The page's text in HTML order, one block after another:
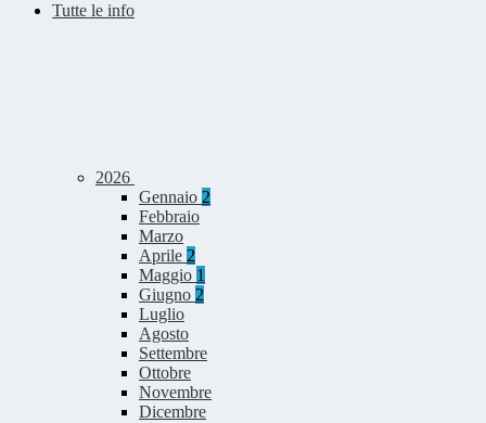
Tutte le info
2026
Gennaio 2
Febbraio
Marzo
Aprile 2
Maggio 1
Giugno 2
Luglio
Agosto
Settembre
Ottobre
Novembre
Dicembre